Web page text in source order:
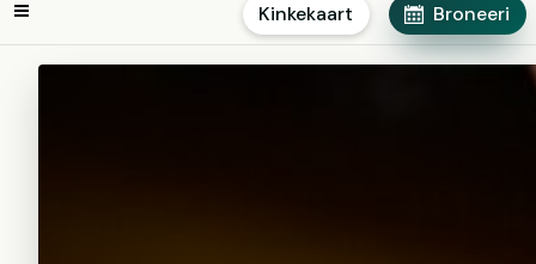
Broneeri
Kinkekaart